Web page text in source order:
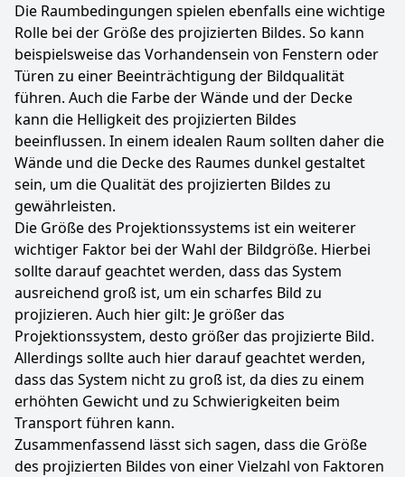
Die Raumbedingungen spielen ebenfalls eine wichtige
Rolle bei der Größe des projizierten Bildes. So kann
beispielsweise das Vorhandensein von Fenstern oder
Türen zu einer Beeinträchtigung der Bildqualität
führen. Auch die Farbe der Wände und der Decke
kann die Helligkeit des projizierten Bildes
beeinflussen. In einem idealen Raum sollten daher die
Wände und die Decke des Raumes dunkel gestaltet
sein, um die Qualität des projizierten Bildes zu
gewährleisten.
Die Größe des Projektionssystems ist ein weiterer
wichtiger Faktor bei der Wahl der Bildgröße. Hierbei
sollte darauf geachtet werden, dass das System
ausreichend groß ist, um ein scharfes Bild zu
projizieren. Auch hier gilt: Je größer das
Projektionssystem, desto größer das projizierte Bild.
Allerdings sollte auch hier darauf geachtet werden,
dass das System nicht zu groß ist, da dies zu einem
erhöhten Gewicht und zu Schwierigkeiten beim
Transport führen kann.
Zusammenfassend lässt sich sagen, dass die Größe
des projizierten Bildes von einer Vielzahl von Faktoren